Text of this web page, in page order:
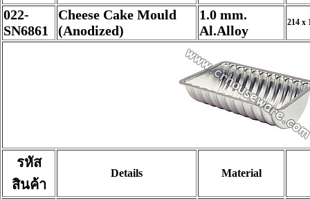
022-
SN6861
Cheese Cake Mould
(Anodized)
1.0 mm.
Al.Alloy
214 x
รหัส
สินค้า
Details Material